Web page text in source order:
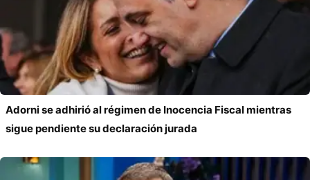
Adorni se adhirió al régimen de Inocencia Fiscal mientras
sigue pendiente su declaración jurada